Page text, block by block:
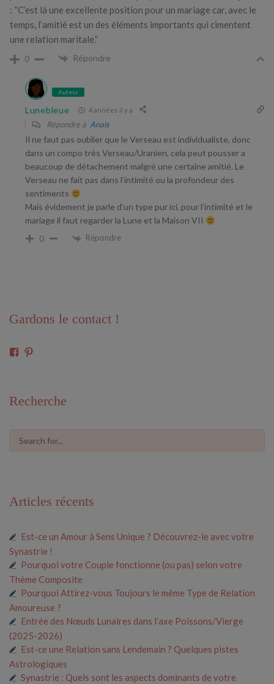
: “C’est là une excellente position pour un mariage car, avec le
temps, l’amitié est un des éléments importants qui cimentent
une relation maritale.”
0 Répondre
Auteur
Lunebleue 4 années il y a
Répondre à Anaïs
Il ne faut pas oublier que le Verseau est individualiste, donc
dans un compo très Verseau/Uranien, cela peut pousser a
beaucoup de détachement malgré une certaine amitié. Le
Verseau ne fait pas dans l’intimité ou la profondeur des
sentiments
Mais évidement je parle d’un type pur ici, pour l’intimité et le
mariage il faut regarder la Lune et la Maison VII
0 Répondre
Gardons le contact !
Voir
sur sur
Recherche
Articles récents
Est-ce un Amour à Sens Unique ? Découvrez-le avec votre
Synastrie !
Pourquoi votre Couple fonctionne (ou pas) selon votre
Thème Composite
Pourquoi Attirez-vous Toujours le même Type de Relation
Amoureuse ?
Entrée des Nœuds Lunaires dans l’axe Poissons/Vierge
(2025-2026)
Est-ce une Relation sans Lendemain ? Quelques pistes
Astrologiques
Synastrie : Quels sont les aspects dominants de votre